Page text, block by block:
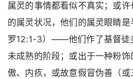
属灵的事情都看似不真实；或
的属灵状况，他们的属灵眼睛是
罗12:1-3）——他们作了基督徒
未成熟的阶段；或出于一种粉
傲、内疚，或故意假冒伪善（